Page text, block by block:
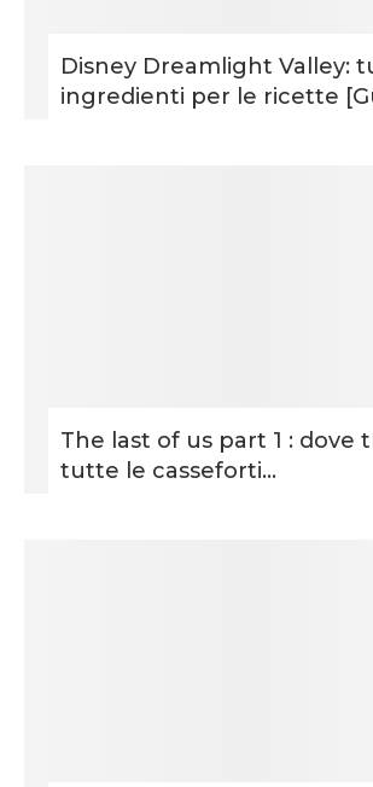
Disney Dreamlight Valley:
ingredienti per le ricette
The last of us part 1 : dove
tutte le casseforti...